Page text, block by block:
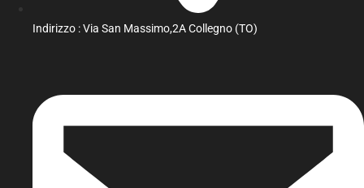
Indirizzo : Via San Massimo,2A Collegno (TO)